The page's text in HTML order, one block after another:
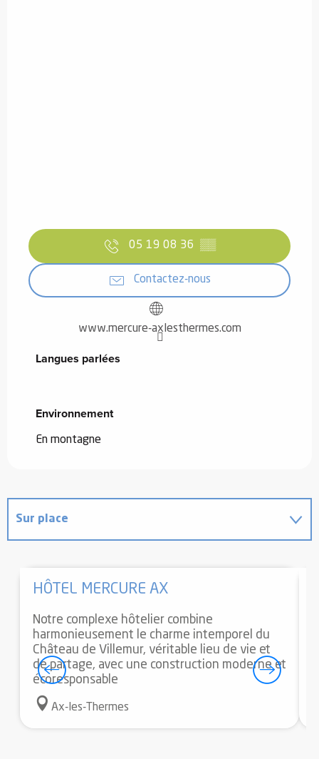
05 19 08 36 ▒▒
Contactez-nous
www.mercure-axlesthermes.com
Langues parlées
Langues parlées
Environnement
Environnement
En montagne
Sur place
HÔTEL MERCURE AX
Notre complexe hôtelier combine
harmonieusement le charme intemporel du
Château de Villemur, véritable lieu de vie et
de partage, avec une construction moderne et
écoresponsable
Ax-les-Thermes